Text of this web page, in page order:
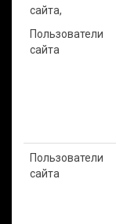
сайта,
Пользователи
сайта
Пользователи
сайта